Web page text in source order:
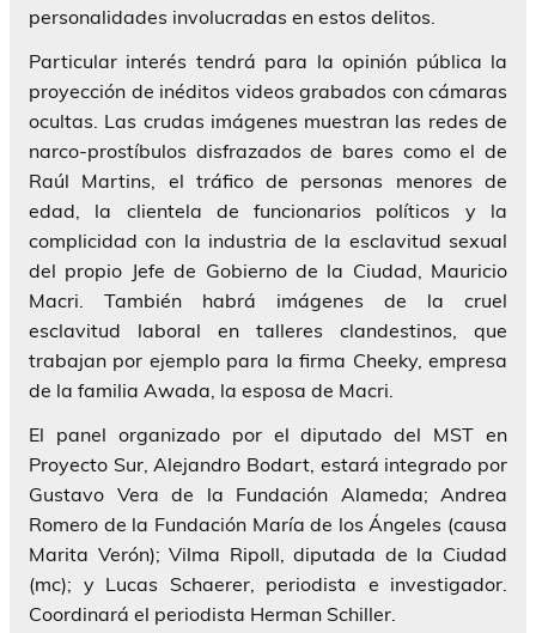
personalidades involucradas en estos delitos.
Particular interés tendrá para la opinión pública la
proyección de inéditos videos grabados con cámaras
ocultas. Las crudas imágenes muestran las redes de
narco-prostíbulos disfrazados de bares como el de
Raúl Martins, el tráfico de personas menores de
edad, la clientela de funcionarios políticos y la
complicidad con la industria de la esclavitud sexual
del propio Jefe de Gobierno de la Ciudad, Mauricio
Macri. También habrá imágenes de la cruel
esclavitud laboral en talleres clandestinos, que
trabajan por ejemplo para la firma Cheeky, empresa
de la familia Awada, la esposa de Macri.
El panel organizado por el diputado del MST en
Proyecto Sur, Alejandro Bodart, estará integrado por
Gustavo Vera de la Fundación Alameda; Andrea
Romero de la Fundación María de los Ángeles (causa
Marita Verón); Vilma Ripoll, diputada de la Ciudad
(mc); y Lucas Schaerer, periodista e investigador.
Coordinará el periodista Herman Schiller.